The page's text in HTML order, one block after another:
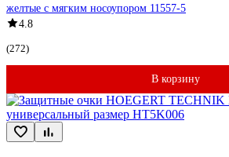
желтые с мягким носоупором 11557-5
4.8
(272)
В корзину